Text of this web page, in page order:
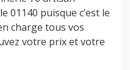
01140 puisque c’est le
charge tous vos
votre prix et votre